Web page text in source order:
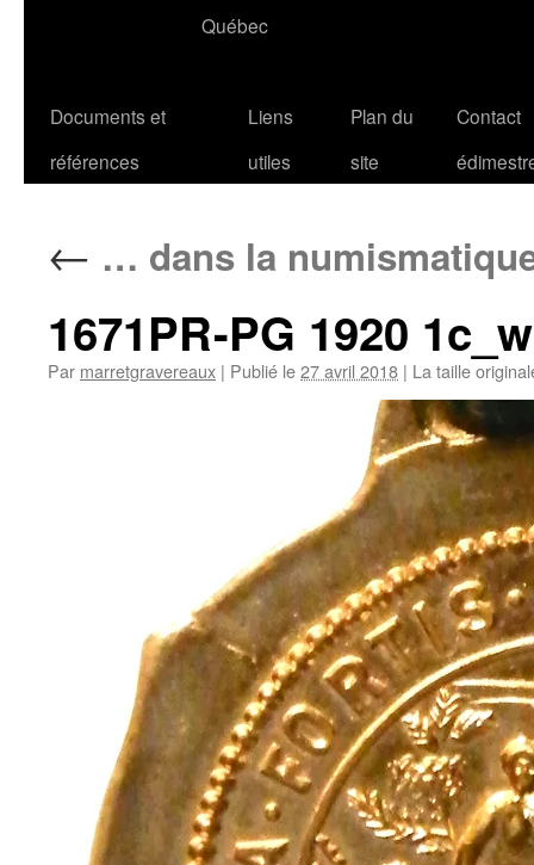
Québec
Documents et
références
Liens
utiles
Plan du
site
Contact
← … dans la
1671PR-PG 1920
Par marretgravereaux | Publié le27 avril 2018 | La taille